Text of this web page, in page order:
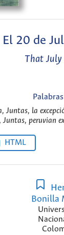
El 20 de
That
Juntas, la
peruvian
HTML
Bonilla